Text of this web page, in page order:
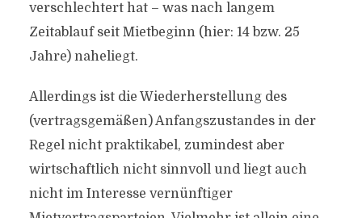
verschlechtert hat – was nach langem
Zeitablauf seit Mietbeginn (hier: 14 bzw. 25
Jahre) naheliegt.
Allerdings ist die Wiederherstellung des
(vertragsgemäßen) Anfangszustandes in der
Regel nicht praktikabel, zumindest aber
wirtschaftlich nicht sinnvoll und liegt auch
nicht im Interesse vernünftiger